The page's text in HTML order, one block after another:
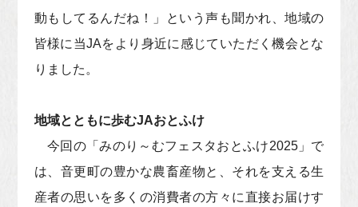
動もしてるんだね！」という声も聞かれ、地域の
皆様に当JAをより身近に感じていただく機会とな
りました。
地域とともに歩むJAおとふけ
今回の「みのり～むフェスタおとふけ2025」で
は、音更町の豊かな農畜産物と、それを支える生
産者の思いを多くの消費者の方々に直接お届けす